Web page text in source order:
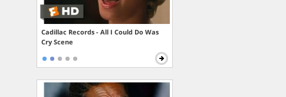
Cadillac Records - All I Could Do Was
Cry Scene